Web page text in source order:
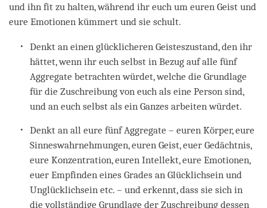
und ihn fit zu halten, während ihr euch um euren Geist und
eure Emotionen kümmert und sie schult.
Denkt an einen glücklicheren Geisteszustand, den ihr
hättet, wenn ihr euch selbst in Bezug auf alle fünf
Aggregate betrachten würdet, welche die Grundlage
für die Zuschreibung von euch als eine Person sind,
und an euch selbst als ein Ganzes arbeiten würdet.
Denkt an all eure fünf Aggregate – euren Körper, eure
Sinneswahrnehmungen, euren Geist, euer Gedächtnis,
eure Konzentration, euren Intellekt, eure Emotionen,
euer Empfinden eines Grades an Glücklichsein und
Unglücklichsein etc. – und erkennt, dass sie sich in
die vollständige Grundlage der Zuschreibung dessen